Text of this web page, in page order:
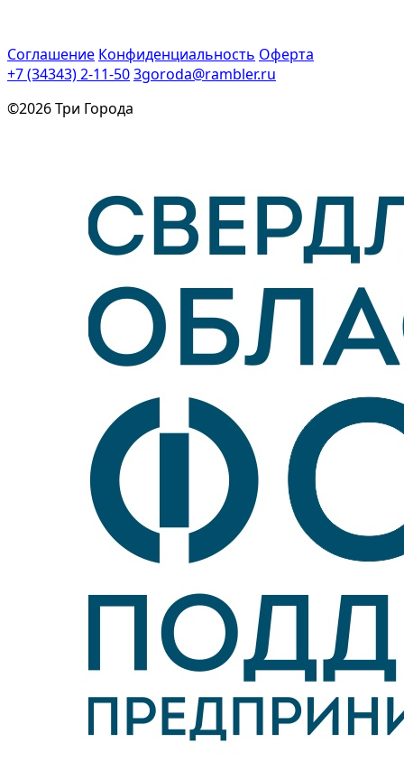
Соглашение Конфиденциальность Оферта
+7 (34343) 2-11-503goroda@rambler.ru
©2026 Три Города